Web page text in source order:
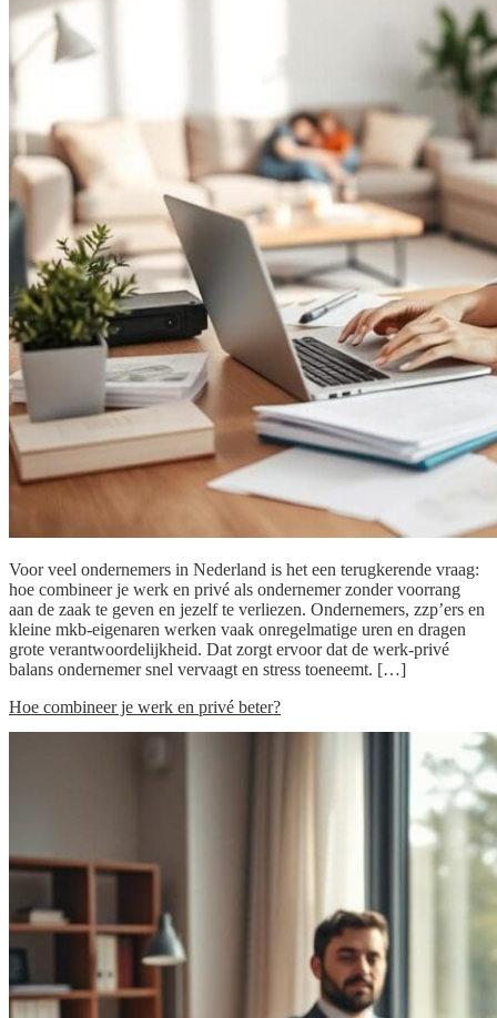
Voor veel ondernemers in Nederland is het een terugkerende vraag:
hoe combineer je werk en privé als ondernemer zonder voorrang
aan de zaak te geven en jezelf te verliezen. Ondernemers, zzp’ers en
kleine mkb-eigenaren werken vaak onregelmatige uren en dragen
grote verantwoordelijkheid. Dat zorgt ervoor dat de werk-privé
balans ondernemer snel vervaagt en stress toeneemt. […]
Hoe combineer je werk en privé beter?